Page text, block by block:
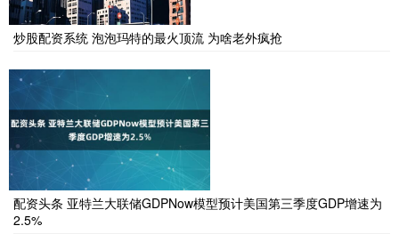
炒股配资系统 泡泡玛特的最火顶流 为啥老外疯抢
配资头条 亚特兰大联储GDPNow模型预计美国第三季度GDP增速为
2.5%